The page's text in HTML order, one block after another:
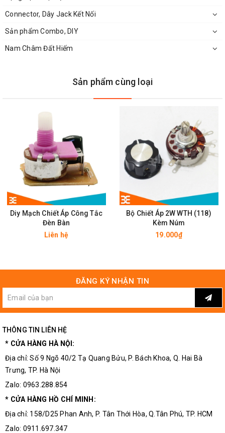
Chi Tiết Của Chiết Áp Đôi
Kích Thước Thực Tế Của Chiết Áp Đôi
Connector, Dây Jack Kết Nối
Sản phẩm Combo, DIY
Nam Châm Đất Hiếm
Sản phẩm cùng loại
Diy Mạch Chiết Áp Công Tắc
Đèn Bàn
Liên hệ
Bộ Chiết Áp 2W WTH (118)
Kèm Núm
19.000₫
ĐĂNG KÝ NHẬN TIN
THÔNG TIN LIÊN HỆ
* CỬA HÀNG HÀ NỘI:
Địa chỉ: Số 9 Ngõ 40/2 Tạ Quang Bửu, P. Bách Khoa, Q. Hai Bà
Trưng, TP. Hà Nội
Zalo: 0963.288.854
* CỬA HÀNG HỒ CHÍ MINH:
Địa chỉ: 158/D25 Phan Anh, P. Tân Thới Hòa, Q.Tân Phú, TP. HCM
Zalo: 0911.697.347